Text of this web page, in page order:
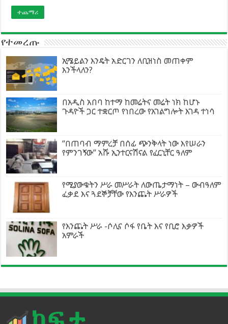
ተጨማሪ
የተመረጡ
ኢሜይልን እንዴት አድርገን ለቢዝነስ መጠቀም
እንችላለን?
በአዲስ አበባ ከተማ ከመሬትና መሬት ነክ ከሆኑ
ጉዳዮች ጋር ተቋርጦ የነበረው የአገልግሎት እገዳ ተነሳ
“በጠባብ ማምረቻ በሰፊ ጭንቅላት ነው እየሠራን
የምንገኝው” አሹ ኢንተርናሽናል የፈርኒቸር ዓለም
የሚያውቁትን ሥራ መሥራት ለውጤታማነት – ውብዓለም
ፈቃደ እና ጓደኞቻቸው የእንጨት ሥራዎች
የእንጨት ሥራ -ሶሊና ሶፋ የቤት እና የቢሮ እቃዎች
አምራች